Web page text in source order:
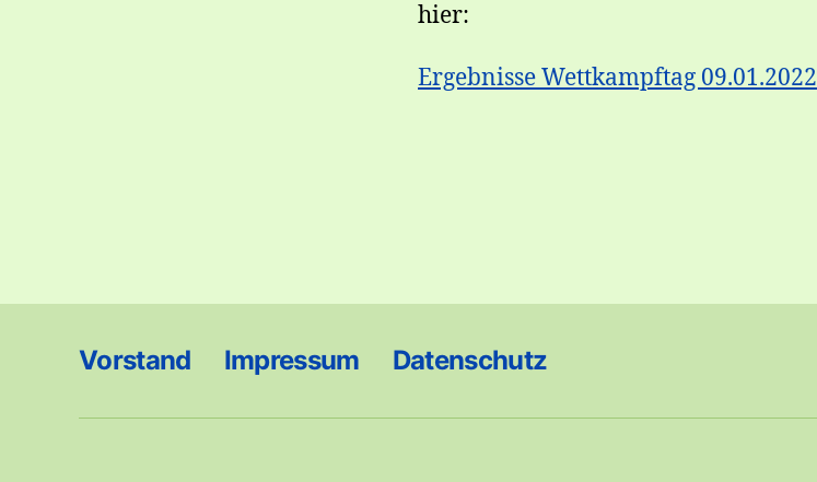
hier:
Ergebnisse Wettkampftag 09.01.2022
Vorstand Impressum Datenschutz